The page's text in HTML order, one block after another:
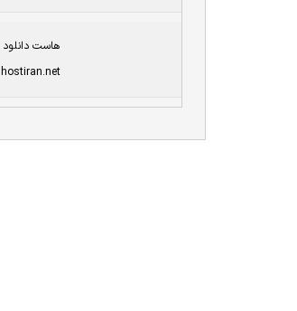
هاست دانلود
hostiran.net